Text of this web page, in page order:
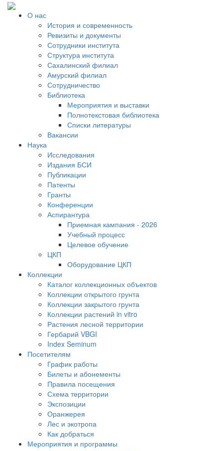
О нас
История и современность
Ревизиты и документы
Сотрудники института
Структура института
Сахалинский филиал
Амурский филиал
Сотрудничество
Библиотека
Мероприятия и выставки
Полнотекстовая библиотека
Списки литературы
Вакансии
Наука
Исследования
Издания БСИ
Публикации
Патенты
Гранты
Конференции
Аспирантура
Приемная кампания - 2026
Учебный процесс
Целевое обучение
ЦКП
Оборудование ЦКП
Коллекции
Каталог коллекционных объектов
Коллекции открытого грунта
Коллекции закрытого грунта
Коллекции растений in vitro
Растения лесной территории
Гербарий VBGI
Index Seminum
Посетителям
График работы
Билеты и абонементы
Правила посещения
Схема территории
Экспозиции
Оранжерея
Лес и экотропа
Как добраться
Мероприятия и программы